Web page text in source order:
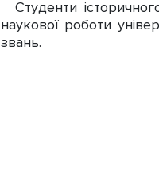
Студенти
наукової роботи
звань.